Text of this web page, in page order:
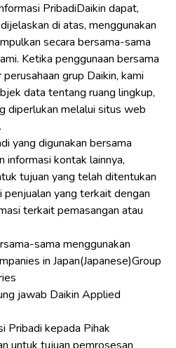
PribadiDaikin dapat,
di atas, menggunakan
secara bersama-sama
Ketika penggunaan bersama
grup Daikin, kami
data tentang ruang lingkup,
diperlukan melalui situs web
yang digunakan bersama
informasi kontak lainnya,
tujuan yang telah ditentukan
yang terkait dengan
terkait pemasangan atau
sama menggunakan
in Japan(Japanese)Group
jawab Daikin Applied
Pribadi kepada Pihak